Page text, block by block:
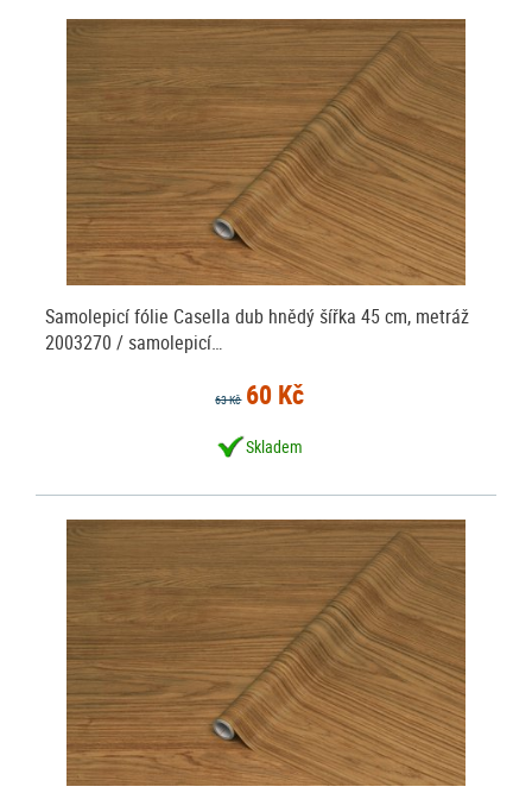
Samolepicí fólie Casella dub hnědý šířka 45 cm, metráž
2003270 / samolepicí…
63 Kč 60 Kč
Skladem